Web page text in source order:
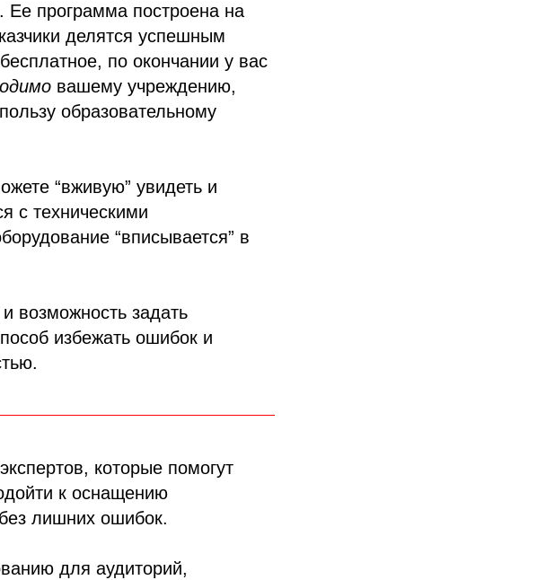
. Ее программа построена на
делятся успешным
по окончании у вас
вашему учреждению,
образовательному
“вживую” увидеть и
с техническими
“вписывается” в
возможность задать
избежать ошибок и
которые помогут
к оснащению
лишних ошибок.
для аудиторий,